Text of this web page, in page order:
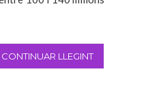
CONTINUAR LLEGINT